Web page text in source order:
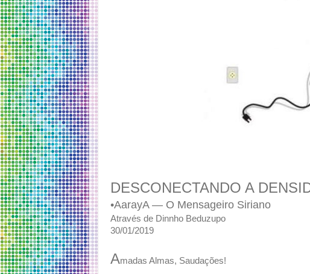
DESCONECTANDO A
•AarayA — O Mensageiro Siriano
Através de Dinnho Beduzupo
30/01/2019
Amadas Almas, Saudações!